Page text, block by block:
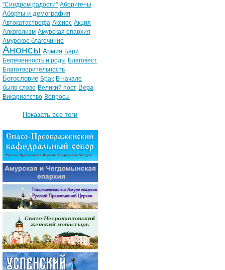
"Синдром радости" Аборигены
Аборты и демография
Автокатастрофа Аксиос Акция
Алкоголизм Амурская епархия
Амурское благочиние
Анонсы Армия Бари
Беременность и роды Благовест
Благотворительность
Богословие Брак В начале
было слово Великий пост Вера
Викариатство Вопросы
Показать все теги